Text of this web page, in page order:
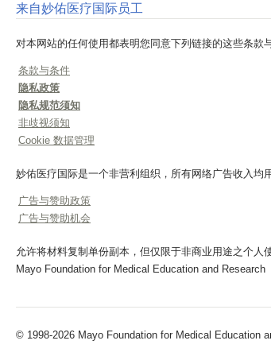
来自妙佑医疗国际员工
对本网站的任何使用都表明您同意下列链接的这些条款
条款与条件
隐私政策
隐私规范须知
非歧视须知
Cookie 数据管理
妙佑医疗国际是一个非营利组织，所有网络广告收入均
广告与赞助政策
广告与赞助机会
允许将材料复制单份副本，但仅限于非商业用途之个
Mayo Foundation for Medical Education and Research
© 1998-2026 Mayo Foundation for Medical Education